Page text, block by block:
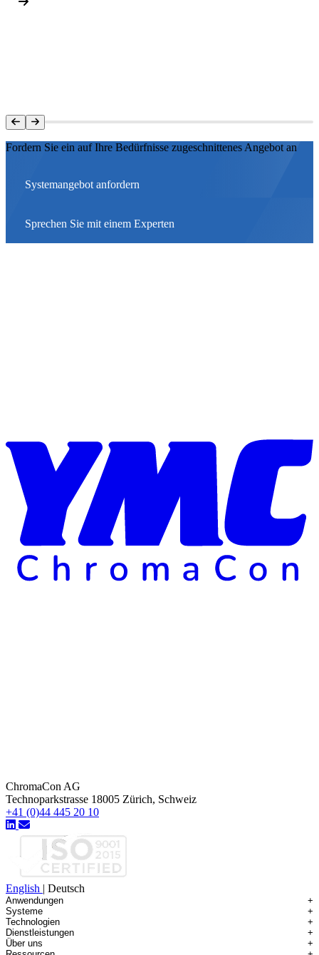
Fordern Sie ein auf Ihre Bedürfnisse zugeschnittenes Angebot an
Systemangebot anfordern
Sprechen Sie mit einem Experten
ChromaCon AG
Technoparkstrasse 18005 Zürich, Schweiz
+41 (0)44 445 20 10
English | Deutsch
Anwendungen +
Anwendungsübersicht
Antikörper-Wirkstoff-Konjugate
Isolierung von Verunreinigungen
Systeme +
Systemübersicht
Contichrom® TWIN HPLC
Technologien +
Technologieübersicht
Dienstleistungen +
Über uns +